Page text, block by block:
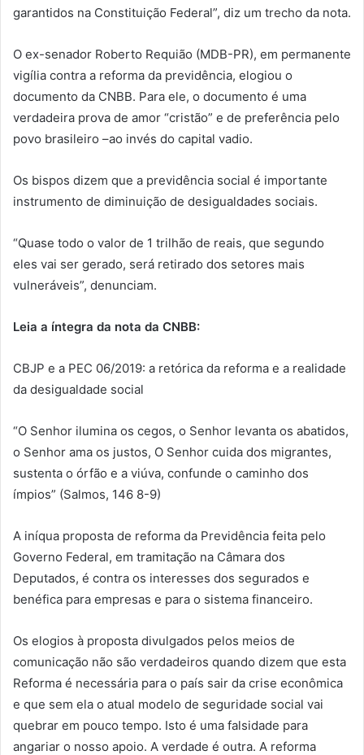
garantidos na Constituição Federal”, diz um trecho da nota.
O ex-senador Roberto Requião (MDB-PR), em permanente
vigília contra a reforma da previdência, elogiou o
documento da CNBB. Para ele, o documento é uma
verdadeira prova de amor “cristão” e de preferência pelo
povo brasileiro –ao invés do capital vadio.
Os bispos dizem que a previdência social é importante
instrumento de diminuição de desigualdades sociais.
“Quase todo o valor de 1 trilhão de reais, que segundo
eles vai ser gerado, será retirado dos setores mais
vulneráveis”, denunciam.
Leia a íntegra da nota da CNBB:
CBJP e a PEC 06/2019: a retórica da reforma e a realidade
da desigualdade social
“O Senhor ilumina os cegos, o Senhor levanta os abatidos,
o Senhor ama os justos, O Senhor cuida dos migrantes,
sustenta o órfão e a viúva, confunde o caminho dos
ímpios” (Salmos, 146 8-9)
A iníqua proposta de reforma da Previdência feita pelo
Governo Federal, em tramitação na Câmara dos
Deputados, é contra os interesses dos segurados e
benéfica para empresas e para o sistema financeiro.
Os elogios à proposta divulgados pelos meios de
comunicação não são verdadeiros quando dizem que esta
Reforma é necessária para o país sair da crise econômica
e que sem ela o atual modelo de seguridade social vai
quebrar em pouco tempo. Isto é uma falsidade para
angariar o nosso apoio. A verdade é outra. A reforma